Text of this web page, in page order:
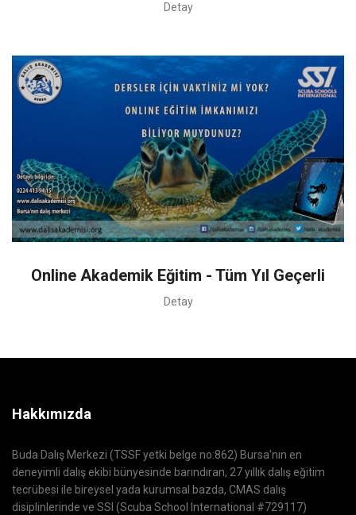
Detay
Online Akademik Eğitim - Tüm Yıl Geçerli
Detay
Hakkımızda
Buda Dalış Merkezi (TSSF yetki belge no:862) Bursa'nın en
deneyimli dalış ekibi bünyesinde barındıran, 27 yıllık dalış eğitim
tecrübesi ile bireysel yada kurumsal bazda, CMAS dalış
disiplinlerinde ve SSI (Scuba School International #729117)